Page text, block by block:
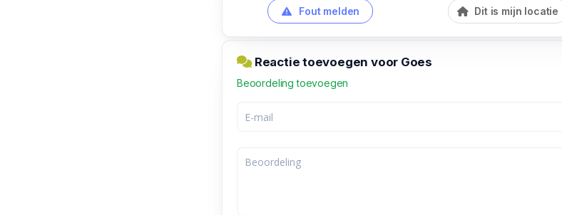
Fout melden Dit is mijn locatie
Reactie toevoegen voor Goes
Beoordeling toevoegen